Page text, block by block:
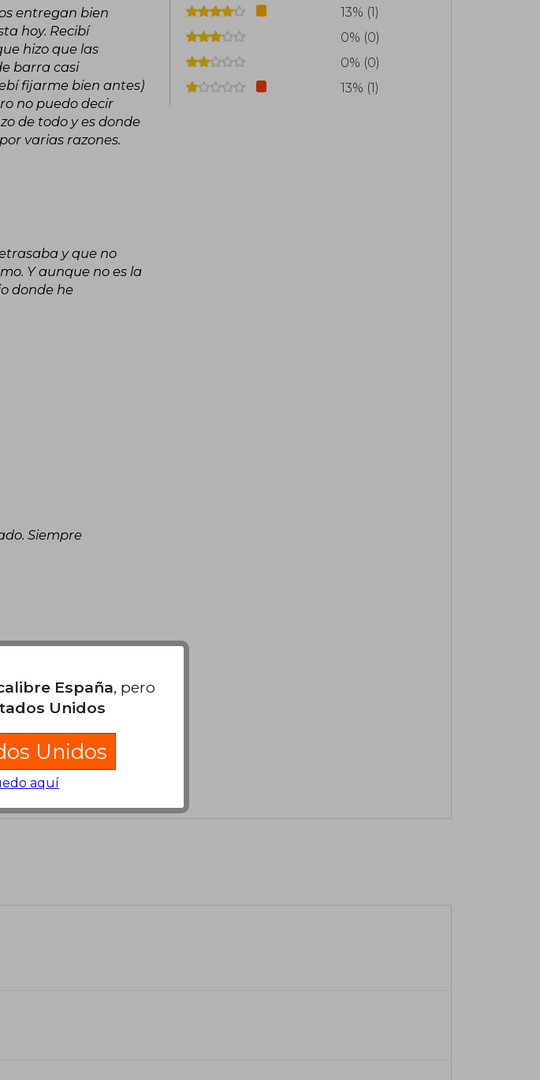
entregan bien
hoy. Recibí
hizo que las
barra casi
fijarme bien antes)
no puedo decir
de todo y es donde
varias razones.
y que no
Y aunque no es la
donde he
Siempre
13% (1)
0% (0)
0% (0)
13% (1)
España, pero
Unidos
Unidos
aquí